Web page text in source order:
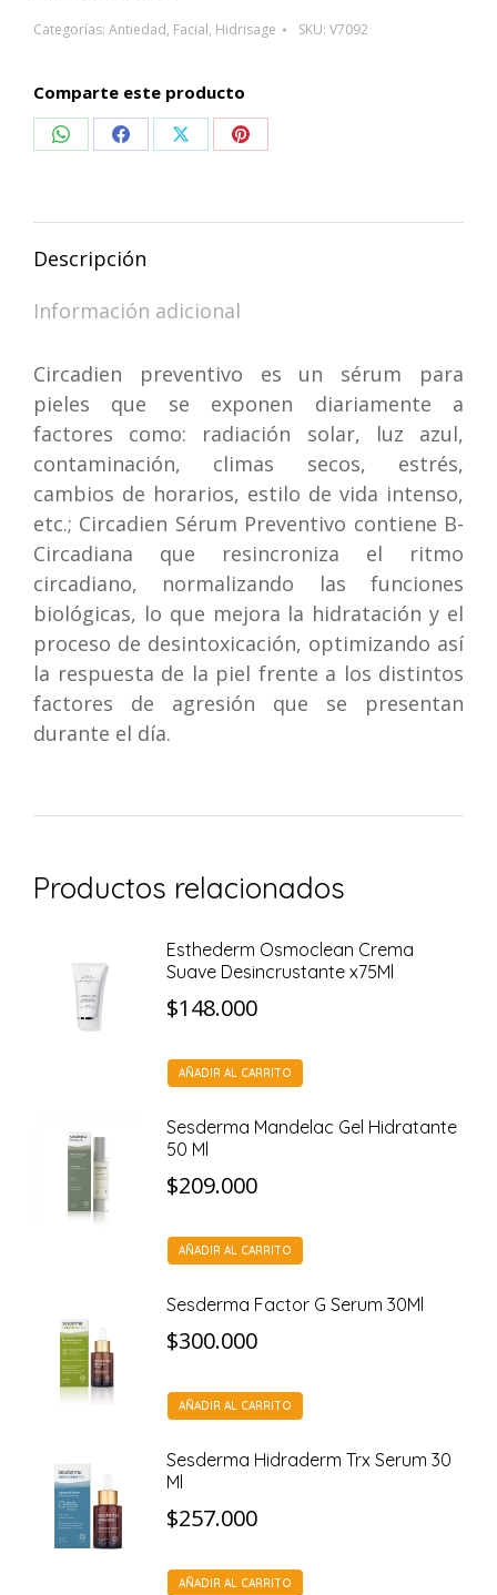
Categorías: Antiedad, Facial, Hidrisage SKU: V7092
Comparte este producto
Compartir
WhatsApp
Compartir
Facebook
Compartir
X
Compartir
Pinterest
Descripción
Información adicional
Circadien preventivo es un sérum para
pieles que se exponen diariamente a
factores como: radiación solar, luz azul,
contaminación, climas secos, estrés,
cambios de horarios, estilo de vida intenso,
etc.; Circadien Sérum Preventivo contiene B-
Circadiana que resincroniza el ritmo
circadiano, normalizando las funciones
biológicas, lo que mejora la hidratación y el
proceso de desintoxicación, optimizando así
la respuesta de la piel frente a los distintos
factores de agresión que se presentan
durante el día.
Productos relacionados
Esthederm Osmoclean Crema
Suave Desincrustante x75Ml
$148.000
AÑADIR AL CARRITO
Sesderma Mandelac Gel Hidratante
50 Ml
$209.000
AÑADIR AL CARRITO
Sesderma Factor G Serum 30Ml
$300.000
AÑADIR AL CARRITO
Sesderma Hidraderm Trx Serum 30
Ml
$257.000
AÑADIR AL CARRITO